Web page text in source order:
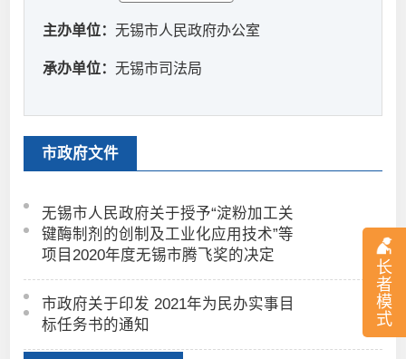
长
者
模
式
主办单位：无锡市人民政府办公室
承办单位：无锡市司法局
市政府文件
无锡市人民政府关于授予“淀粉加工关
键酶制剂的创制及工业化应用技术”等
项目2020年度无锡市腾飞奖的决定
市政府关于印发 2021年为民办实事目
标任务书的通知